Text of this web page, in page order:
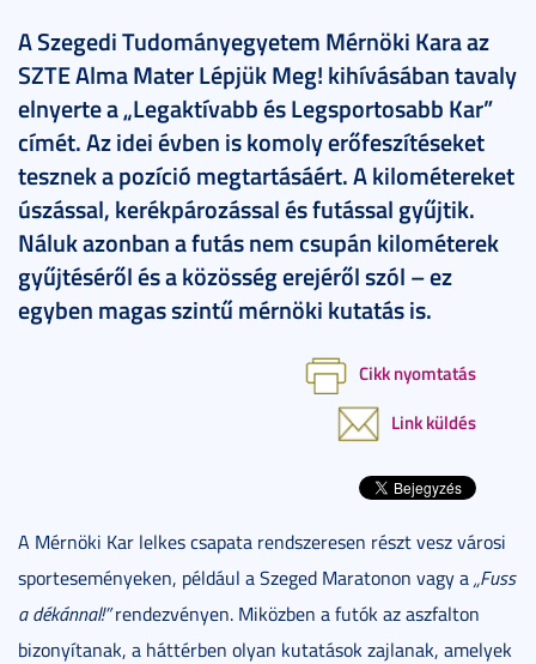
A Szegedi Tudományegyetem Mérnöki Kara az
SZTE Alma Mater Lépjük Meg! kihívásában tavaly
elnyerte a „Legaktívabb és Legsportosabb Kar”
címét. Az idei évben is komoly erőfeszítéseket
tesznek a pozíció megtartásáért. A kilométereket
úszással, kerékpározással és futással gyűjtik.
Náluk azonban a futás nem csupán kilométerek
gyűjtéséről és a közösség erejéről szól – ez
egyben magas szintű mérnöki kutatás is.
Cikk nyomtatás
Link küldés
A Mérnöki Kar lelkes csapata rendszeresen részt vesz városi
sporteseményeken, például a Szeged Maratonon vagy a„Fuss
a dékánnal!”rendezvényen. Miközben a futók az aszfalton
bizonyítanak, a háttérben olyan kutatások zajlanak, amelyek